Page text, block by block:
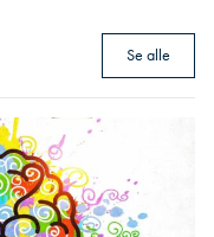
Se alle